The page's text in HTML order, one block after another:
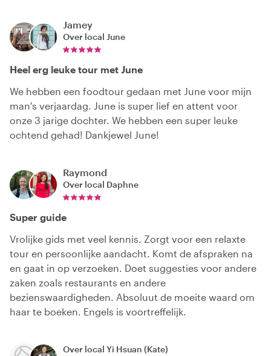
Jamey
Over local June
Heel erg leuke tour met June
We hebben een foodtour gedaan met June voor mijn
man's verjaardag. June is super lief en attent voor
onze 3 jarige dochter. We hebben een super leuke
ochtend gehad! Dankjewel June!
Raymond
Over local Daphne
Super guide
Vrolijke gids met veel kennis. Zorgt voor een relaxte
tour en persoonlijke aandacht. Komt de afspraken na
en gaat in op verzoeken. Doet suggesties voor andere
zaken zoals restaurants en andere
bezienswaardigheden. Absoluut de moeite waard om
haar te boeken. Engels is voortreffelijk.
Over local Yi Hsuan (Kate)